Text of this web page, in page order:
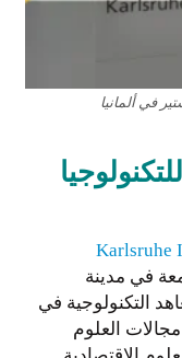
في ألمانيا
Karlsruhe
في مدينة
التكنولوجية في
العلوم